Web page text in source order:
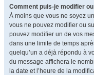
Comment puis-je modifier
À moins que vous ne soyez
vous ne pouvez modifier ou
pouvez modifier un de vos
dans une limite de temps
quelqu’un a déjà répondu à
du message affichera le
la date et l’heure de la